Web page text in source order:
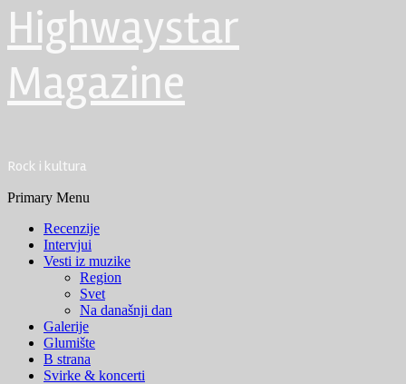
Highwaystar
Magazine
Rock i kultura
Primary Menu
Recenzije
Intervjui
Vesti iz muzike
Region
Svet
Na današnji dan
Galerije
Glumište
B strana
Svirke & koncerti